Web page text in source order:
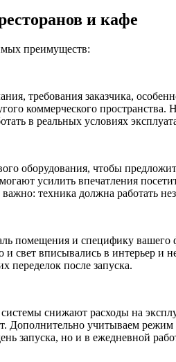
и кафе
преимуществ:
требования заказчика,
коммерческого
в реальных условиях
оборудования, чтобы
усилить впечатления
техника должна работать
помещения и специфику
свет вписывались в интерьер и
переделок после запуска.
снижают расходы на
Дополнительно учитываем
запуска, но и в ежедневной